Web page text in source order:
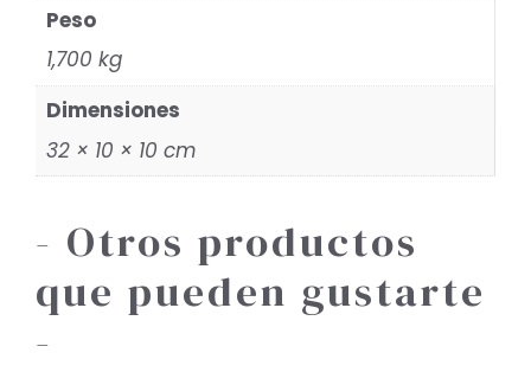
Peso
1,700 kg
Dimensiones
32 × 10 × 10 cm
- Otros productos
que pueden gustarte
-